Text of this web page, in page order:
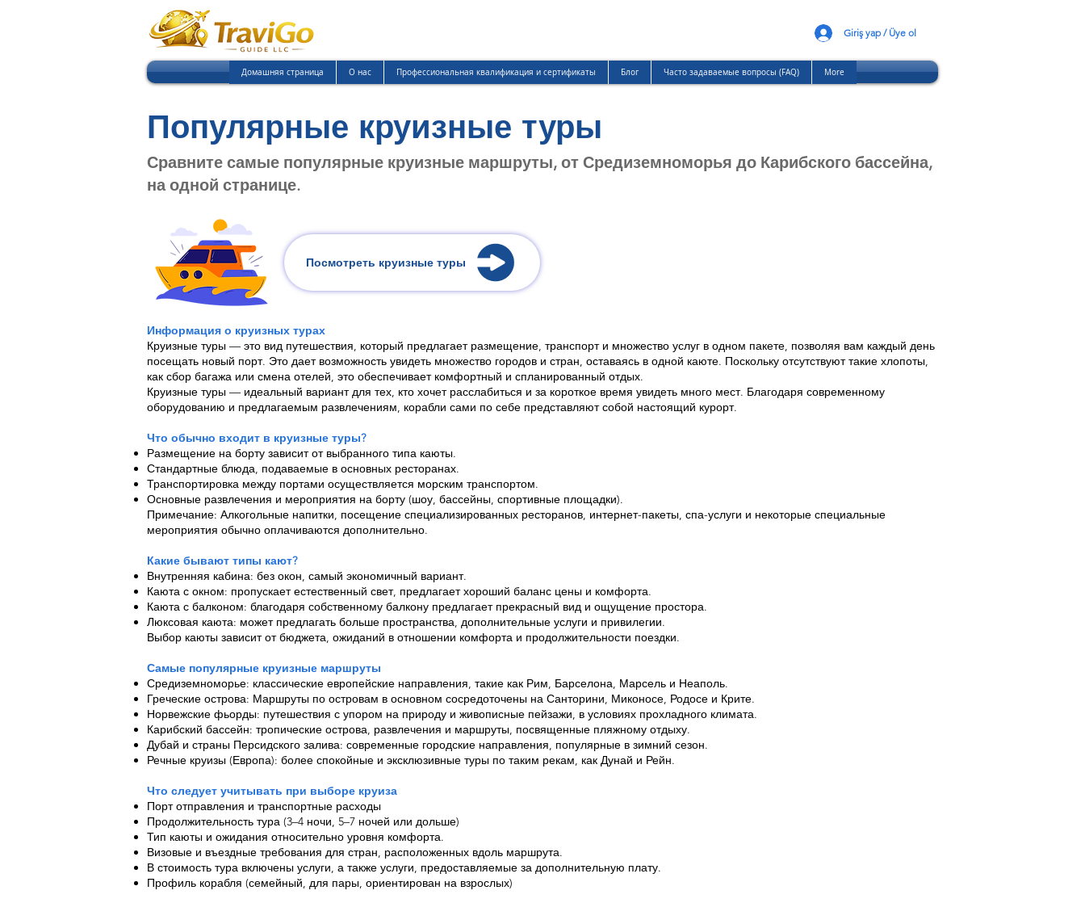
Giriş yap / Üye ol
Домашняя страница О нас Профессиональная квалификация и сертификаты Блог Часто задаваемые вопросы (FAQ) More
Популярные круизные туры
Сравните самые популярные круизные маршруты, от Средиземноморья до Карибского бассейна,
на одной странице.
Посмотреть круизные туры
Информация о круизных турах
Круизные туры — это вид путешествия, который предлагает размещение, транспорт и множество услуг в одном пакете, позволяя вам каждый день
посещать новый порт. Это дает возможность увидеть множество городов и стран, оставаясь в одной каюте. Поскольку отсутствуют такие хлопоты,
как сбор багажа или смена отелей, это обеспечивает комфортный и спланированный отдых.
Круизные туры — идеальный вариант для тех, кто хочет расслабиться и за короткое время увидеть много мест. Благодаря современному
оборудованию и предлагаемым развлечениям, корабли сами по себе представляют собой настоящий курорт.
Что обычно входит в круизные туры?
Размещение на борту зависит от выбранного типа каюты.
Стандартные блюда, подаваемые в основных ресторанах.
Транспортировка между портами осуществляется морским транспортом.
Основные развлечения и мероприятия на борту (шоу, бассейны, спортивные площадки).
Примечание: Алкогольные напитки, посещение специализированных ресторанов, интернет-пакеты, спа-услуги и некоторые специальные
мероприятия обычно оплачиваются дополнительно.
Какие бывают типы кают?
Внутренняя кабина: без окон, самый экономичный вариант.
Каюта с окном: пропускает естественный свет, предлагает хороший баланс цены и комфорта.
Каюта с балконом: благодаря собственному балкону предлагает прекрасный вид и ощущение простора.
Люксовая каюта: может предлагать больше пространства, дополнительные услуги и привилегии.
Выбор каюты зависит от бюджета, ожиданий в отношении комфорта и продолжительности поездки.
Самые популярные круизные маршруты
Средиземноморье: классические европейские направления, такие как Рим, Барселона, Марсель и Неаполь.
Греческие острова: Маршруты по островам в основном сосредоточены на Санторини, Миконосе, Родосе и Крите.
Норвежские фьорды: путешествия с упором на природу и живописные пейзажи, в условиях прохладного климата.
Карибский бассейн: тропические острова, развлечения и маршруты, посвященные пляжному отдыху.
Дубай и страны Персидского залива: современные городские направления, популярные в зимний сезон.
Речные круизы (Европа): более спокойные и эксклюзивные туры по таким рекам, как Дунай и Рейн.
Что следует учитывать при выборе круиза
Порт отправления и транспортные расходы
Продолжительность тура (3–4 ночи, 5–7 ночей или дольше)
Тип каюты и ожидания относительно уровня комфорта.
Визовые и въездные требования для стран, расположенных вдоль маршрута.
В стоимость тура включены услуги, а также услуги, предоставляемые за дополнительную плату.
Профиль корабля (семейный, для пары, ориентирован на взрослых)